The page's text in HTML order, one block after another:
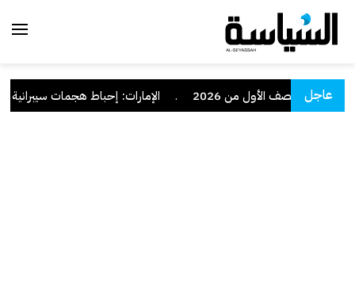
عاجل . الإمارات: إحباط هجمات سيبرانية